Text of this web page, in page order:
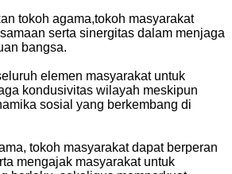
tokoh agama,tokoh masyarakat
serta sinergitas dalam menjaga
bangsa.
elemen masyarakat untuk
kondusivitas wilayah meskipun
sosial yang berkembang di
tokoh masyarakat dapat berperan
mengajak masyarakat untuk